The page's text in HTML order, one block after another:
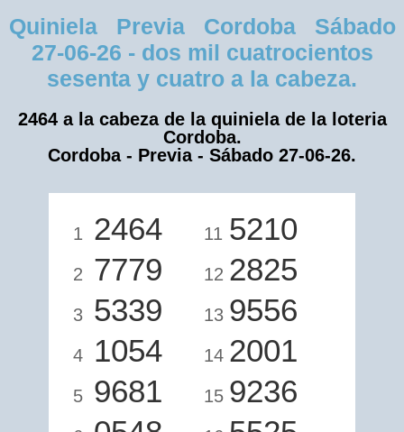
Quiniela Previa Cordoba Sábado
27-06-26 - dos mil cuatrocientos
sesenta y cuatro a la cabeza.
2464 a la cabeza de la quiniela de la loteria
Cordoba.
Cordoba - Previa - Sábado 27-06-26.
1 2464
2 7779
3 5339
4 1054
5 9681
11 5210
12 2825
13 9556
14 2001
15 9236